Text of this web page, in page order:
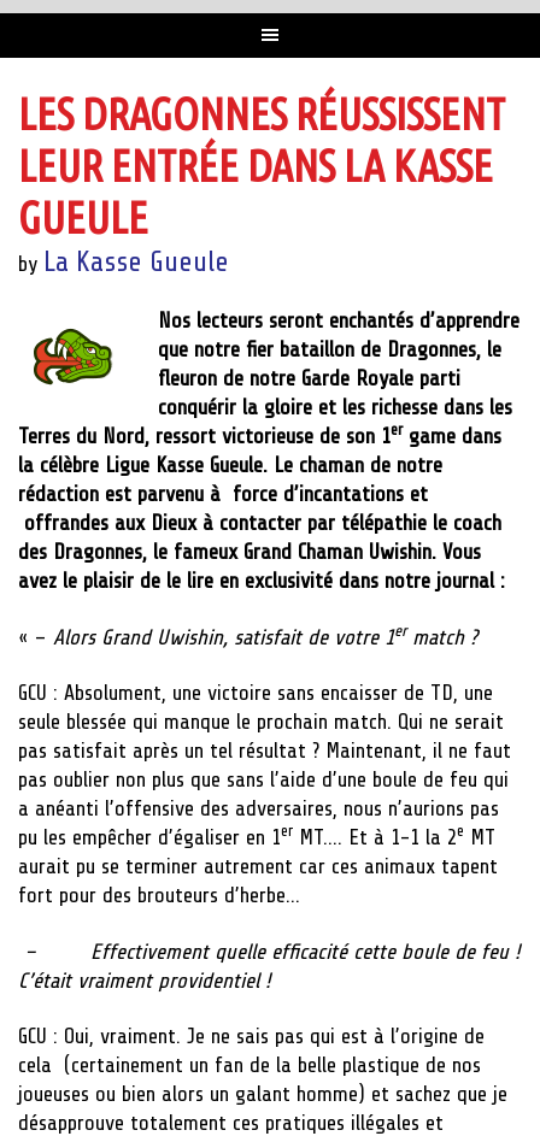
LES DRAGONNES RÉUSSISSENT
LEUR ENTRÉE DANS LA KASSE
GUEULE
by La Kasse Gueule
Nos lecteurs seront enchantés d’apprendre
que notre fier bataillon de Dragonnes, le
fleuron de notre Garde Royale parti
conquérir la gloire et les richesse dans les
Terres du Nord, ressort victorieuse de son 1er game dans
la célèbre Ligue Kasse Gueule. Le chaman de notre
rédaction est parvenu à force d’incantations et
offrandes aux Dieux à contacter par télépathie le coach
des Dragonnes, le fameux Grand Chaman Uwishin. Vous
avez le plaisir de le lire en exclusivité dans notre journal :
« – Alors Grand Uwishin, satisfait de votre 1ermatch ?
GCU : Absolument, une victoire sans encaisser de TD, une
seule blessée qui manque le prochain match. Qui ne serait
pas satisfait après un tel résultat ? Maintenant, il ne faut
pas oublier non plus que sans l’aide d’une boule de feu qui
a anéanti l’offensive des adversaires, nous n’aurions pas
pu les empêcher d’égaliser en 1er MT…. Et à 1-1 la 2e MT
aurait pu se terminer autrement car ces animaux tapent
fort pour des brouteurs d’herbe…
– Effectivement quelle efficacité cette boule de feu !
C’était vraiment providentiel !
GCU : Oui, vraiment. Je ne sais pas qui est à l’origine de
cela (certainement un fan de la belle plastique de nos
joueuses ou bien alors un galant homme) et sachez que je
désapprouve totalement ces pratiques illégales et